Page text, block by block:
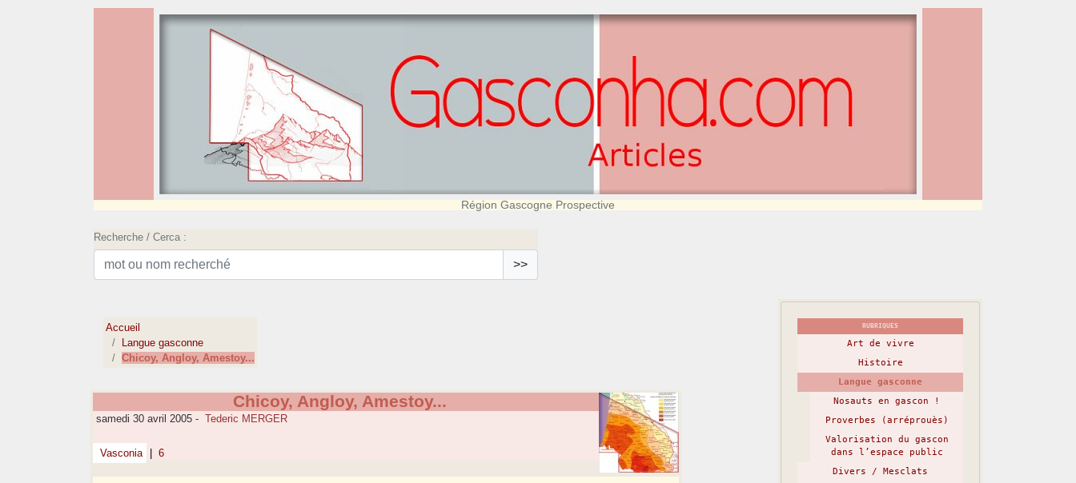
Région Gascogne Prospective
Recherche / Cerca :
>>
Accueil
Langue gasconne
Chicoy, Angloy, Amestoy...
Chicoy, Angloy, Amestoy...
samedi 30 avril 2005 - Tederic MERGER
Vasconia 6
RUBRIQUES
Art de vivre
Histoire
Langue gasconne
Nosauts en gascon !
Proverbes (arréprouès)
Valorisation du gascon
dans l’espace public
Divers / Mesclats